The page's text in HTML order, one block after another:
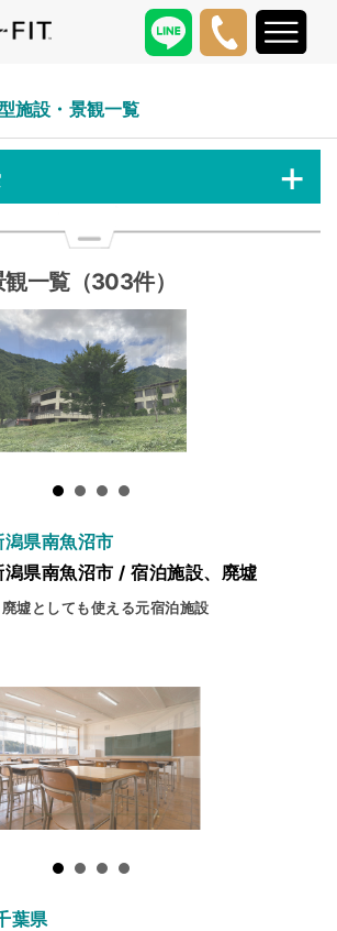
施設・景観一覧
+
一覧（303件）
潟県南魚沼市
潟県南魚沼市 / 宿泊施設、廃墟
廃墟としても使える元宿泊施設
葉県